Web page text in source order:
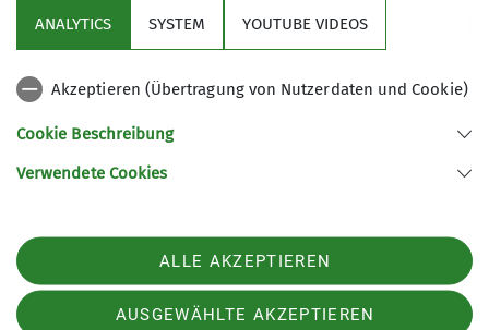
Was ist wo zu finden
Sektion Chemnitz des Deutschen Alpenvereins e.V.
Telefon +493716762623
ANALYTICS SYSTEM YOUTUBE VIDEOS
Akzeptieren (Übertragung von Nutzerdaten und Cookie)
Cookie Beschreibung
Verwendete Cookies
ALLE AKZEPTIEREN
AUSGEWÄHLTE AKZEPTIEREN